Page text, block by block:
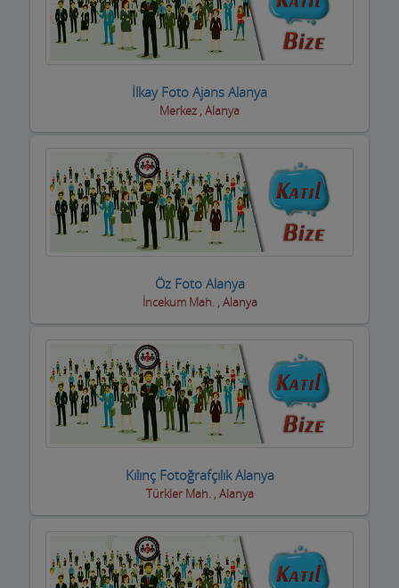
Oto Yıkamacıları
Otobüs Firmaları
Otomotiv Bayileri
Oyuncak Mağazaları
Özel Eğitim Kurumları
Özel Sağlık Kuruluşları
Pastaneler, Dondurmacılar, Tatlıcılar
Perde Mefruşat Firmaları
Perde, Korniş Ustaları
Piknik Yerleri
Rent A Car Firmaları
İlkay Foto Ajans Alanya
Merkez , Alanya
Öz Foto Alanya
İncekum Mah. , Alanya
Kılınç Fotoğrafçılık Alanya
Türkler Mah. , Alanya